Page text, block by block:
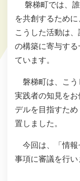
磐梯町では、誰
を共創するため
こうした活動は
の構築に寄与す
ています。
磐梯町は、こう
実践者の知見を
デルを目指すた
置しました。
今回は、「情報
事項に審議を行い